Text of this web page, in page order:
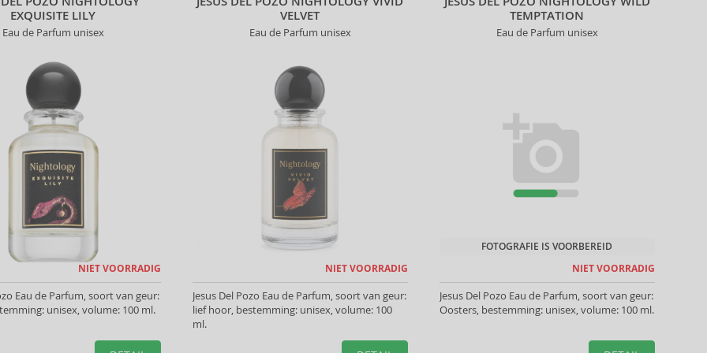
EXQUISITE LILY
Eau de Parfum unisex
NIET VOORRADIG
Eau de Parfum, soort van geur:
unisex, volume: 100 ml.
VELVET
Eau de Parfum unisex
NIET VOORRADIG
Jesus Del Pozo Eau de Parfum, soort van geur:
lief hoor, bestemming: unisex, volume: 100
ml.
TEMPTATION
Eau de Parfum unisex
FOTOGRAFIE IS VOORBEREID
NIET VOORRADIG
Jesus Del Pozo Eau de Parfum, soort van geur:
Oosters, bestemming: unisex, volume: 100 ml.